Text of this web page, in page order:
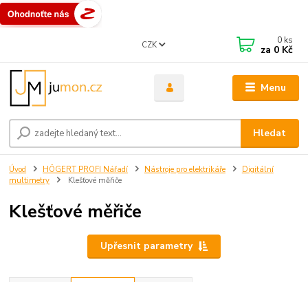
Menu
CZK
Hledat
0 ks
za 0 Kč
Úvod HÖGERT PROFI Nářadí Nástroje pro elektrikáře
Digitální
multimetry
Klešťové měřiče
Klešťové měřiče
Upřesnit parametry